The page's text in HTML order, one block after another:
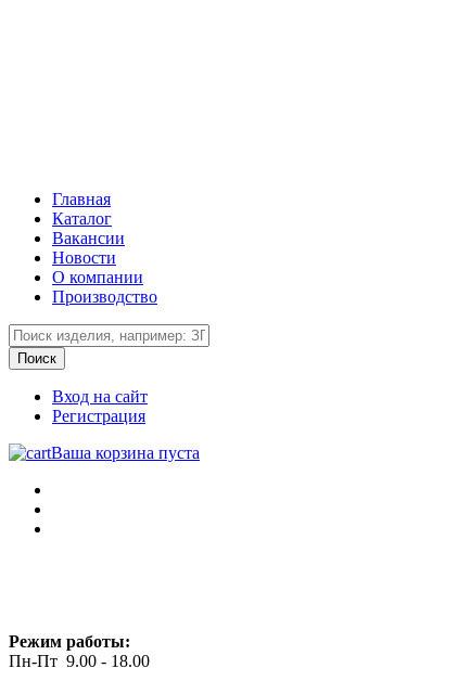
Главная
Каталог
Вакансии
Новости
О компании
Производство
Вход на сайт
Регистрация
Ваша корзина пуста
Режим работы:
Пн-Пт 9.00 - 18.00